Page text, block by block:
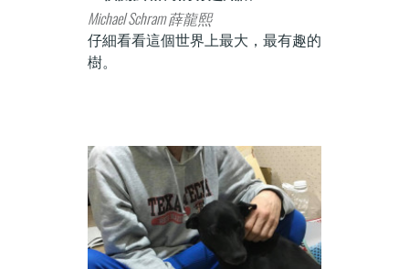
Michael Schram 薛龍熙
仔細看看這個世界上最大，最有趣的
樹。